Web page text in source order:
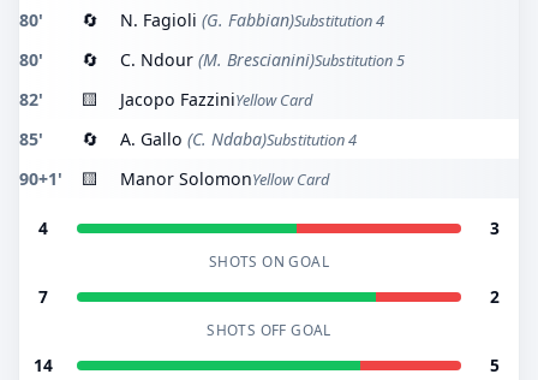
80' 🔄 N. Fagioli (G. Fabbian)Substitution 4
80' 🔄 C. Ndour (M. Brescianini)Substitution 5
82' 🟨 Jacopo FazziniYellow Card
85' 🔄 A. Gallo (C. Ndaba)Substitution 4
90+1' 🟨 Manor SolomonYellow Card
4 3
SHOTS ON GOAL
7 2
SHOTS OFF GOAL
14 5